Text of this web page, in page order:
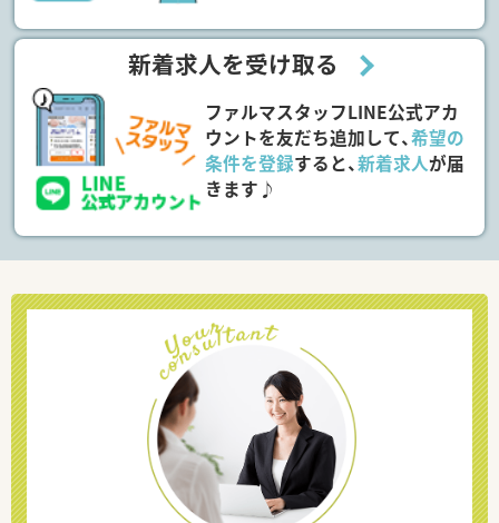
新着求人を受け取る
ファルマスタッフLINE公式アカ
ウントを友だち追加して、希望の
条件を登録すると、新着求人が届
きます♪